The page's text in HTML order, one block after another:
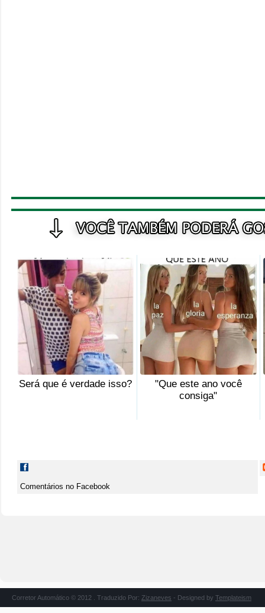
Será que é verdade isso?
"Que este ano você
consiga"
Comentários no Facebook
Corretor Automático © 2012 . Traduzido Por: Zizaneves - Designed by Templateism